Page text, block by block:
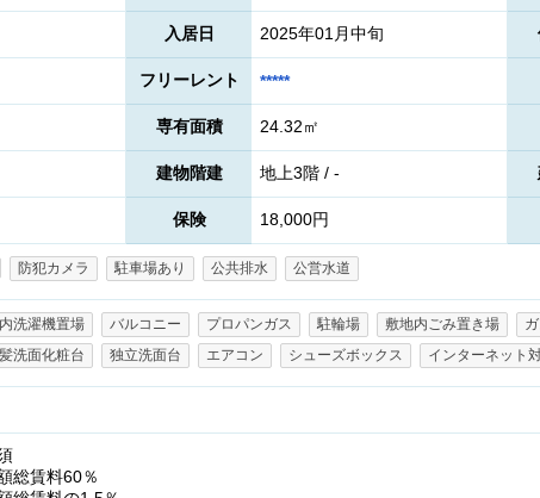
入居日 2025年01月中旬
フリーレント *****
専有面積 24.32㎡
建物階建 地上3階 / -
保険 18,000円
防犯カメラ 駐車場あり 公共排水 公営水道
洗濯機置場 バルコニー プロパンガス 駐輪場 敷地内ごみ置き場
洗面化粧台 独立洗面台 エアコン シューズボックス インターネット
総賃料60％